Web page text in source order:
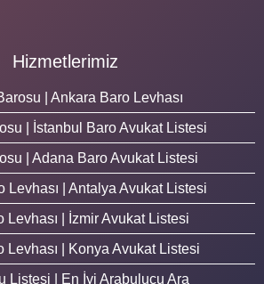
Hizmetlerimiz
| Ankara Baro Levhası
| İstanbul Baro Avukat Listesi
| Adana Baro Avukat Listesi
Levhası | Antalya Avukat Listesi
Levhası | İzmir Avukat Listesi
Levhası | Konya Avukat Listesi
Listesi | En İyi Arabulucu Ara